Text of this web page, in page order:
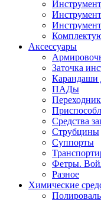
Аксессуары
Заточка
Карандаши
ПАДы
Средства
Струбцины
Суппорты
Фетры.
Разное
Химические